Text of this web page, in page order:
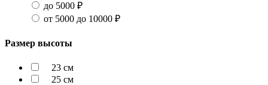
до 5000 ₽
от 5000 до 10000 ₽
Размер высоты
23 см
25 см